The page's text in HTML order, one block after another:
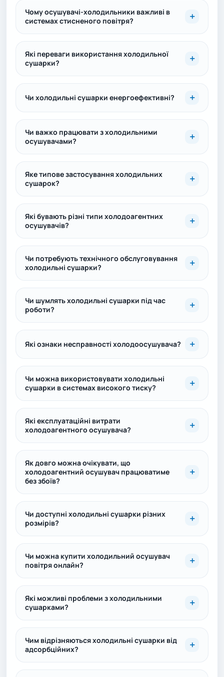
Чому осушувачі-холодильники важливі в
системах стисненого повітря?
Які переваги використання холодильної
сушарки?
Чи холодильні сушарки енергоефективні?
Чи важко працювати з холодильними
осушувачами?
Яке типове застосування холодильних
сушарок?
Які бувають різні типи холодоагентних
осушувачів?
Чи потребують технічного обслуговування
холодильні сушарки?
Чи шумлять холодильні сушарки під час
роботи?
Які ознаки несправності холодоосушувача?
Чи можна використовувати холодильні
сушарки в системах високого тиску?
Які експлуатаційні витрати
холодоагентного осушувача?
Як довго можна очікувати, що
холодоагентний осушувач працюватиме
без збоїв?
Чи доступні холодильні сушарки різних
розмірів?
Чи можна купити холодильний осушувач
повітря онлайн?
Які можливі проблеми з холодильними
сушарками?
Чим відрізняються холодильні сушарки від
адсорбційних?